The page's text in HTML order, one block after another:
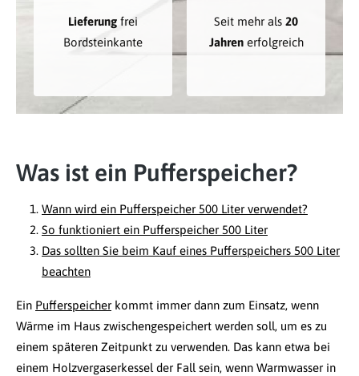
Lieferung frei
Bordsteinkante
Seit mehr als 20
Jahrenerfolgreich
Was ist ein Pufferspeicher?
Wann wird ein Pufferspeicher 500 Liter verwendet?
So funktioniert ein Pufferspeicher 500 Liter
Das sollten Sie beim Kauf eines Pufferspeichers 500 Liter
beachten
Ein Pufferspeicher kommt immer dann zum Einsatz, wenn
Wärme im Haus zwischengespeichert werden soll, um es zu
einem späteren Zeitpunkt zu verwenden. Das kann etwa bei
einem Holzvergaserkessel der Fall sein, wenn Warmwasser in